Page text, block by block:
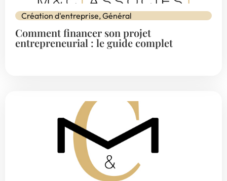
Création d'entreprise,Général
Comment financer son projet
entrepreneurial : le guide complet